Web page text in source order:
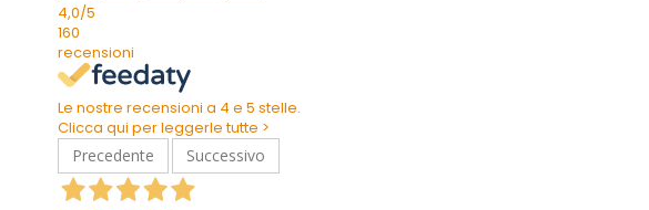
4,0/5
160
recensioni
Le nostre recensioni a 4 e 5 stelle.
Clicca qui per leggerle tutte >
Precedente
Successivo